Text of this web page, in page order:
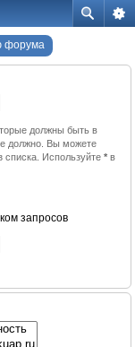
форума
должны быть в
должно. Вы можете
списка. Используйте * в
запросов